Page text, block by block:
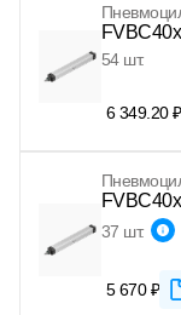
54 шт.
6 349.20 ₽
37 шт.
5 670 ₽